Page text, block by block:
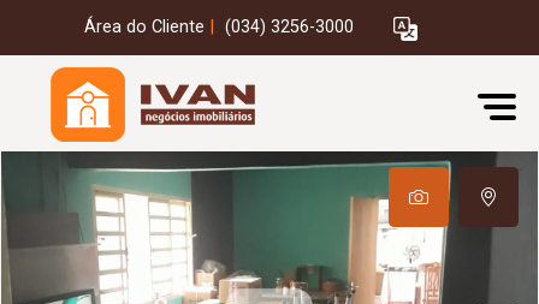
Área do Cliente (034) 3256-3000